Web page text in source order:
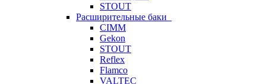
STOUT
Расширительные баки
CIMM
Gekon
STOUT
Reflex
Flamco
VALTEC